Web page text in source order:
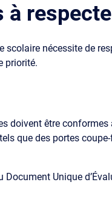
à
nécessite de
priorité.
doivent être
que des portes
Document Unique